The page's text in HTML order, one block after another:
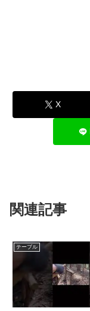
X
関連記事
テーブル